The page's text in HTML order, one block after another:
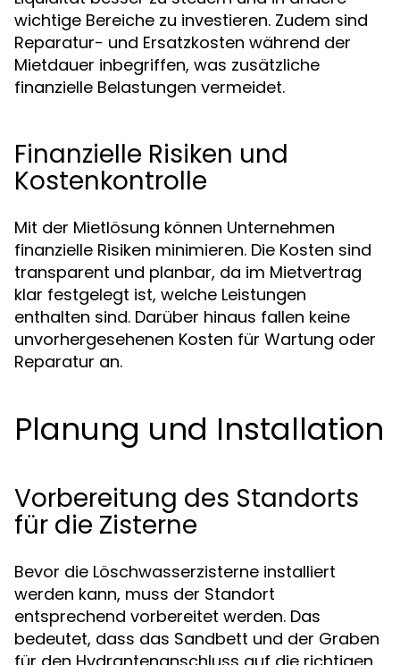
wichtige Bereiche zu investieren. Zudem sind
Reparatur- und Ersatzkosten während der
Mietdauer inbegriffen, was zusätzliche
finanzielle Belastungen vermeidet.
Finanzielle Risiken und
Kostenkontrolle
Mit der Mietlösung können Unternehmen
finanzielle Risiken minimieren. Die Kosten sind
transparent und planbar, da im Mietvertrag
klar festgelegt ist, welche Leistungen
enthalten sind. Darüber hinaus fallen keine
unvorhergesehenen Kosten für Wartung oder
Reparatur an.
Planung und Installation
Vorbereitung des Standorts
für die Zisterne
Bevor die Löschwasserzisterne installiert
werden kann, muss der Standort
entsprechend vorbereitet werden. Das
bedeutet, dass das Sandbett und der Graben